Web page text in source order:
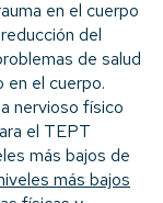
en el cuerpo
del
de salud
el cuerpo.
nervioso físico
el TEPT
más bajos de
más bajos